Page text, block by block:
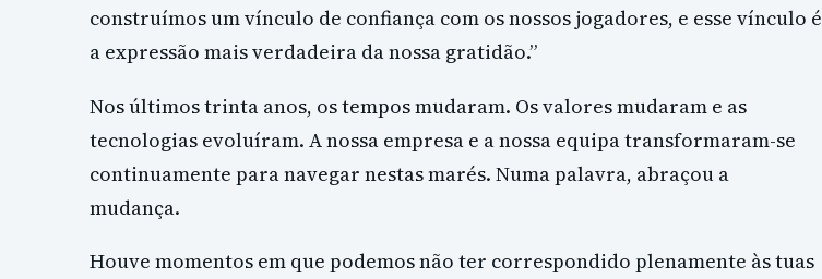
construímos um vínculo de confiança com os nossos jogadores, e esse vínculo é
a expressão mais verdadeira da nossa gratidão.”
Nos últimos trinta anos, os tempos mudaram. Os valores mudaram e as
tecnologias evoluíram. A nossa empresa e a nossa equipa transformaram-se
continuamente para navegar nestas marés. Numa palavra, abraçou a
mudança.
Houve momentos em que podemos não ter correspondido plenamente às tuas